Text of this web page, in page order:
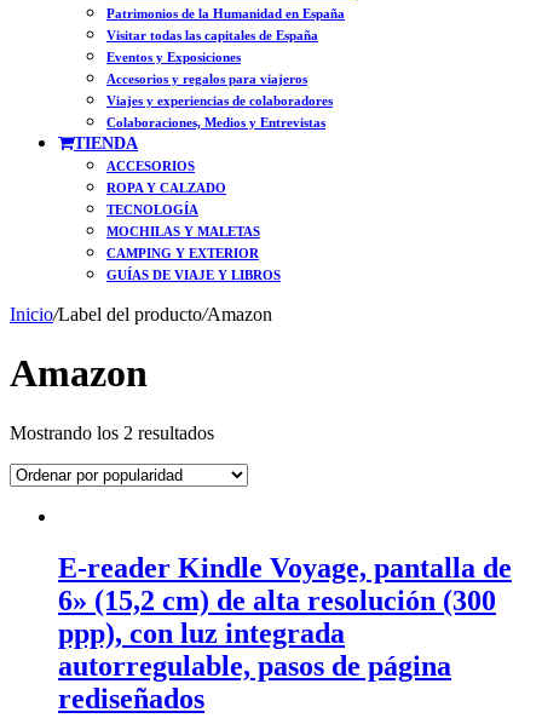
Patrimonios de la Humanidad en España
Visitar todas las capitales de España
Eventos y Exposiciones
Accesorios y regalos para viajeros
Viajes y experiencias de colaboradores
Colaboraciones, Medios y Entrevistas
TIENDA
ACCESORIOS
ROPA Y CALZADO
TECNOLOGÍA
MOCHILAS Y MALETAS
CAMPING Y EXTERIOR
GUÍAS DE VIAJE Y LIBROS
Inicio/Label del producto/Amazon
Amazon
Mostrando los 2 resultadosOrdenado
popularidad
E-reader Kindle Voyage, pantalla de
6» (15,2 cm) de alta resolución (300
ppp), con luz integrada
autorregulable, pasos de página
rediseñados